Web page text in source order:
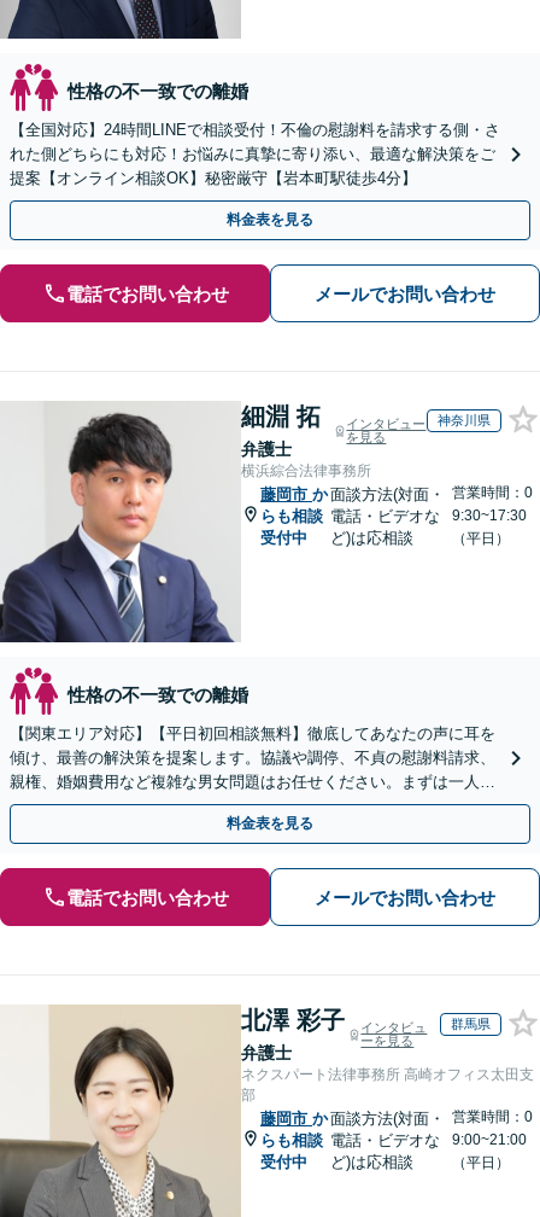
性格の不一致での離婚
【全国対応】24時間LINEで相談受付！不倫の慰謝料を請求する側・さ
れた側どちらにも対応！お悩みに真摯に寄り添い、最適な解決策をご
提案【オンライン相談OK】秘密厳守【岩本町駅徒歩4分】
料金表を見る
電話でお問い合わせ メールでお問い合わせ
細淵 拓
弁護士
インタビュー
を見る
神奈川県
横浜綜合法律事務所
藤岡市 か
らも相談
受付中
面談方法(対面・
電話・ビデオな
ど)は応相談
営業時間：0
9:30~17:30
（平日）
性格の不一致での離婚
【関東エリア対応】【平日初回相談無料】徹底してあなたの声に耳を
傾け、最善の解決策を提案します。協議や調停、不貞の慰謝料請求、
親権、婚姻費用など複雑な男女問題はお任せください。まずは一人で
抱え込まずお話しください。
料金表を見る
電話でお問い合わせ メールでお問い合わせ
北澤 彩子
弁護士
インタビュ
ーを見る
群馬県
ネクスパート法律事務所 高崎オフィス太田支
部
藤岡市 か
らも相談
受付中
面談方法(対面・
電話・ビデオな
ど)は応相談
営業時間：0
9:00~21:00
（平日）